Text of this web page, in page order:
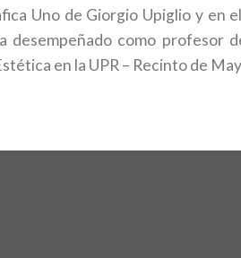
Uno de Giorgio Upiglio y en
desempeñado como profesor
en la UPR – Recinto de